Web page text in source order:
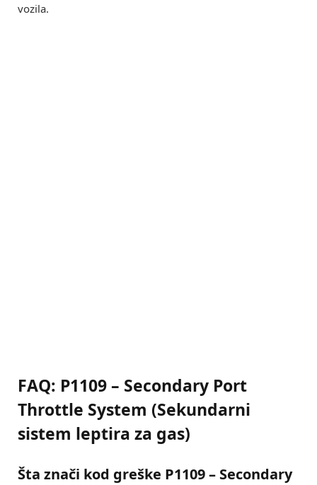
vozila.
FAQ: P1109 – Secondary Port
Throttle System (Sekundarni
sistem leptira za gas)
Šta znači kod greške P1109 – Secondary